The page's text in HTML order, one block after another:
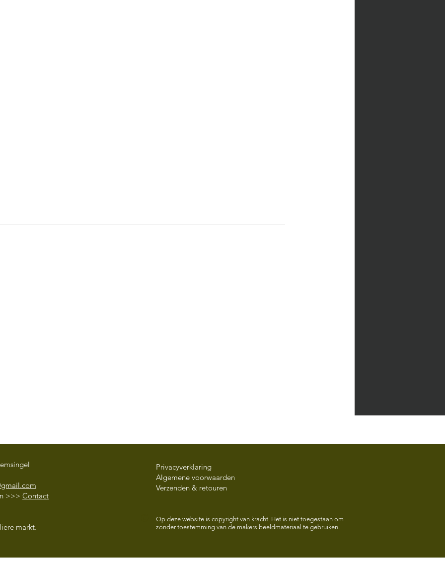
Gong and Shaolin Kung Fu
with Berber Geerts
Paul van Dijk Vrijdag 22
Mei 2026 17.00 uur
>>> Contact
markt.
Privacyverklaring
Algemene voorwaarden
Verzenden & retouren
Op deze website is copyright van kracht. Het is niet toegestaan om
zonder toestemming van de makers beeldmateriaal te gebruiken.